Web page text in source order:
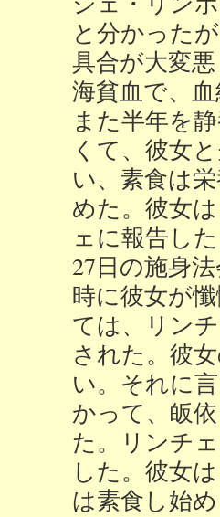
と分かった
具合が大変
海貧血で、
また半年を
くて、彼女
い、素食は
めた。彼女
ェに報告し
27日の施身
時に彼女が
ては、リン
された。彼
い。それに
かって、皈
た。リンチ
した。彼女
は素食し始